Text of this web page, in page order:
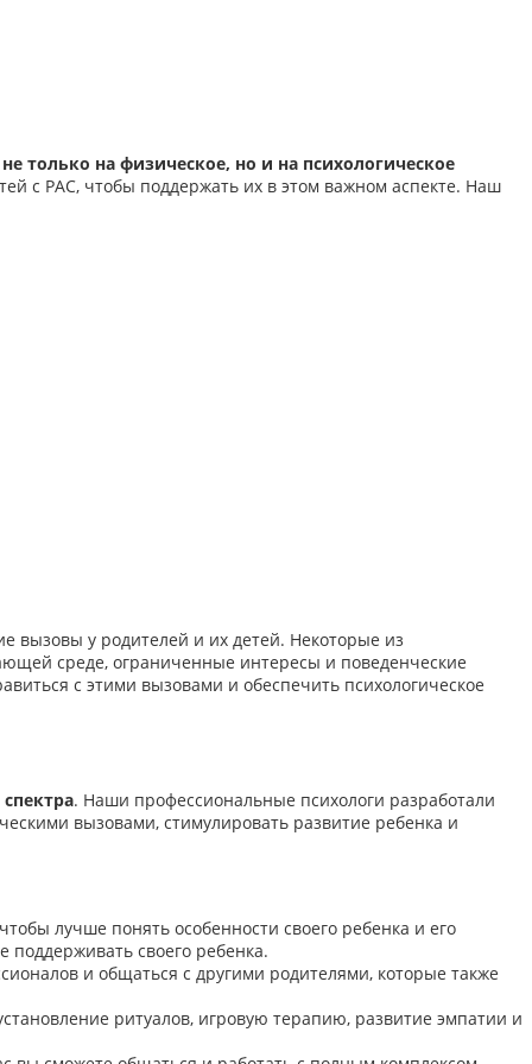
только на физическое, но и на психологическое
с РАС, чтобы поддержать их в этом важном аспекте. Наш
вызовы у родителей и их детей. Некоторые из
среде, ограниченные интересы и поведенческие
с этими вызовами и обеспечить психологическое
. Наши профессиональные психологи разработали
вызовами, стимулировать развитие ребенка и
лучше понять особенности своего ребенка и его
своего ребенка.
и общаться с другими родителями, которые также
ритуалов, игровую терапию, развитие эмпатии и